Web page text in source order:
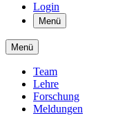
Login
Menü
Menü
Team
Lehre
Forschung
Meldungen